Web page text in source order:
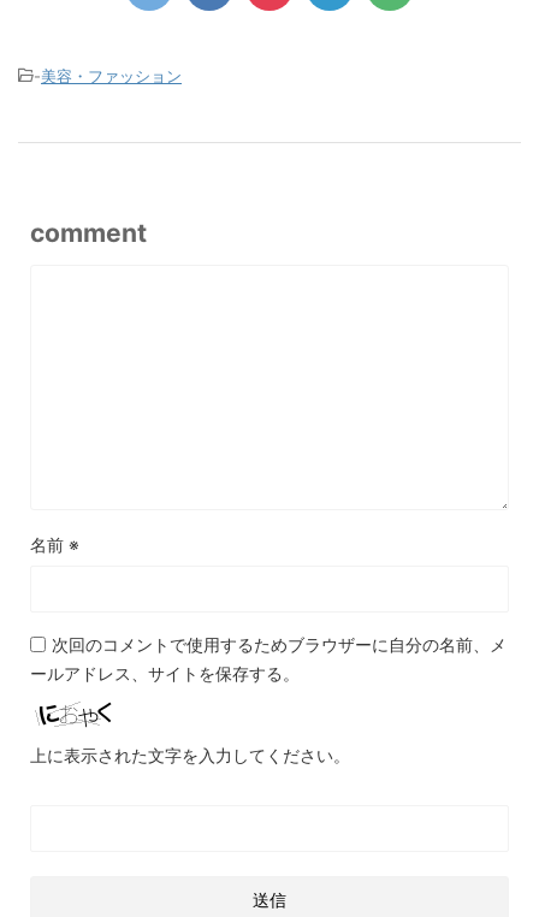
-美容・ファッション
comment
名前 ※
次回のコメントで使用するためブラウザーに自分の名前、メ
ールアドレス、サイトを保存する。
上に表示された文字を入力してください。